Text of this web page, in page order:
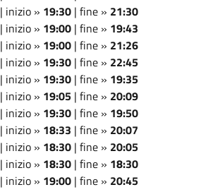
| inizio » 19:30 | fine » 21:30
| inizio » 19:00 | fine » 19:43
| inizio » 19:00 | fine » 21:26
| inizio » 19:30 | fine » 22:45
| inizio » 19:30 | fine » 19:35
| inizio » 19:05 | fine » 20:09
| inizio » 19:30 | fine » 19:50
| inizio » 18:33 | fine » 20:07
| inizio » 18:30 | fine » 20:05
| inizio » 18:30 | fine » 18:30
| inizio » 19:00 | fine » 20:45